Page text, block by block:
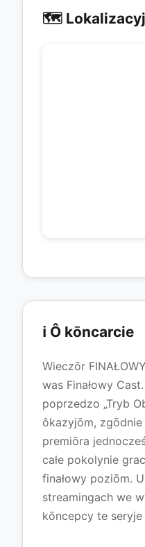
🗺️
ℹ️ Ô kōncarcie
Wieczōr
was Finałowy
poprzedzo „Tryb
ôkazyjōm,
premiōra
całe pokolynie
finałowy poziōm.
streamingach we
kōncepcy te